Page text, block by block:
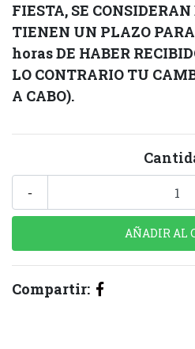
FIESTA, SE CONSIDERAN
TIENEN UN PLAZO
horas DE HABER
LO CONTRARIO TU
A CABO).
-
Compartir: